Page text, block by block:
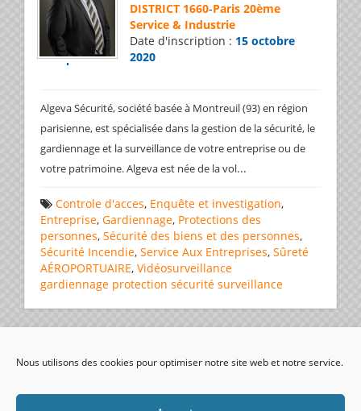
Nous utilisons des cookies pour optimiser notre site web et notre service.
DISTRICT 1660-Paris 20ème
Service & Industrie
Date d'inscription : 15 octobre
2020
Algeva Sécurité, société basée à Montreuil (93) en région
parisienne, est spécialisée dans la gestion de la sécurité, le
gardiennage et la surveillance de votre entreprise ou de
votre patrimoine. Algeva est née de la vol...
Controle d'acces, Enquête et investigation,
Entreprise, Gardiennage, Protections des
personnes, Sécurité des biens et des personnes,
Sécurité Incendie, Service Aux Entreprises, Sûreté
AÉROPORTUAIRE, Vidéosurveillance
gardiennage protection sécurité surveillance